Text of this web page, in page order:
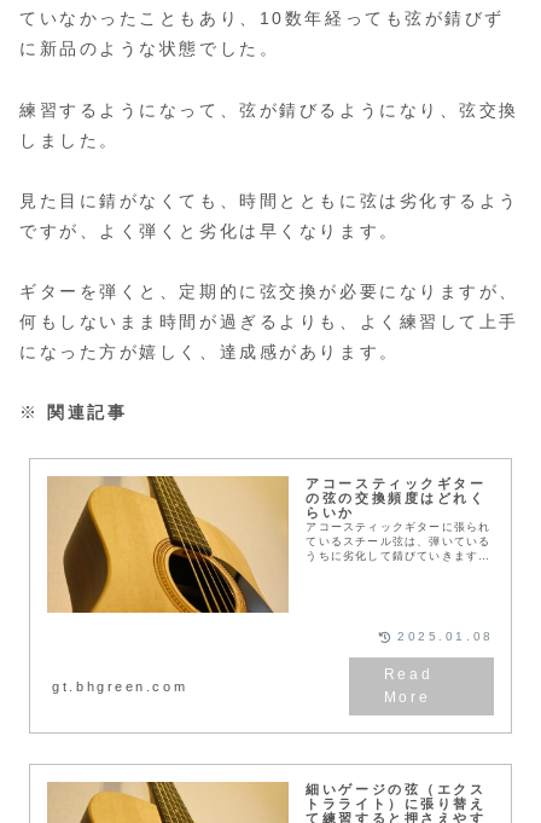
ていなかったこともあり、10数年経っても弦が錆びず
に新品のような状態でした。
練習するようになって、弦が錆びるようになり、弦交換
しました。
見た目に錆がなくても、時間とともに弦は劣化するよう
ですが、よく弾くと劣化は早くなります。
ギターを弾くと、定期的に弦交換が必要になりますが、
何もしないまま時間が過ぎるよりも、よく練習して上手
になった方が嬉しく、達成感があります。
※ 関連記事
アコースティックギター
の弦の交換頻度はどれく
らいか
アコースティックギターに張られ
ているスチール弦は、弾いている
うちに劣化して錆びていきます。
gt.bhgreen.com
2025.01.08
細いゲージの弦（エクス
トラライト）に張り替え
て練習すると押さえやす